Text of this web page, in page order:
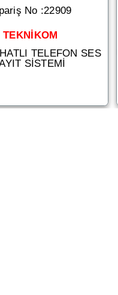
No :22909
TEKNİKOM
TELEFON SES
SİSTEMİ